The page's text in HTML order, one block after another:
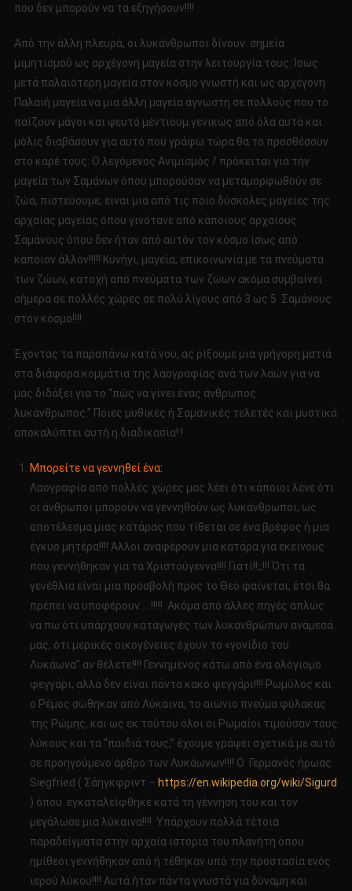
που δεν μπορούν να τα εξηγήσουν!!!! .
Από την άλλη πλευρά, οι λυκάνθρωποι δίνουν σημεία
μιμητισμού ως αρχέγονη μαγεία στην λειτουργία τους: Ίσως
μετά παλαιότερη μαγεία στον κόσμο γνωστή και ως αρχέγονη
Παλαιή μαγεία να μια άλλη μαγεία άγνωστη σε πολλούς που το
παίζουν μάγοι και ψευτό μέντιουμ γενικώς από όλα αυτά και
μόλις διαβάσουν για αυτό που γράφω τώρα θα το προσθέσουν
στο καρέ τους: Ο λεγόμενος Ανιμισμός / πρόκειται για την
μαγεία των Σαμάνων όπου μπορούσαν να μεταμορφωθούν σε
ζώα, πιστεύουμε, είναι μια από τις ποιο δύσκολες μαγείες της
αρχαίας μαγείας όπου γινότανε από κάποιους αρχαίους
Σαμάνους όπου δεν ήταν από αυτόν τον κόσμο ίσως από
κάποιον άλλον!!!!! Κυνήγι, μαγεία, επικοινωνία με τα πνεύματα
των ζώων, κατοχή από πνεύματα των ζώων ακόμα συμβαίνει
σήμερα σε πολλές χώρες σε πολύ λίγους από 3 ως 5 Σαμάνους
στον κόσμο!!!!
Έχοντας τα παραπάνω κατά νου, ας ρίξουμε μια γρήγορη ματιά
στα διάφορα κομμάτια της λαογραφίας ανά των λαών για να
μας διδάξει για το “πώς να γίνει ένας άνθρωπος
λυκάνθρωπος.” Ποιες μυθικές ή Σαμανικές τελετές και μυστικά
αποκαλύπτει αυτή η διαδικασία!:!
Μπορείτε να γεννηθεί ένα:
Λαογραφία από πολλές χώρες μας λέει ότι κάποιοι λένε ότι
οι άνθρωποι μπορούν να γεννηθούν ως λυκάνθρωποι, ως
αποτέλεσμα μιας κατάρας που τίθεται σε ένα βρέφος ή μια
έγκυο μητέρα!!!! Άλλοι αναφέρουν μια κατάρα για εκείνους
που γεννήθηκαν για τα Χριστούγεννα!!!! Γιατί!!;;!!! Ότι τα
γενέθλια είναι μια προσβολή προς το Θεό φαίνεται, έτσι θα
πρέπει να υποφέρουν…..!!!!! Ακόμα από άλλες πηγές απλώς
να πω ότι υπάρχουν καταγωγές των λυκανθρώπων ανάμεσά
μας, ότι μερικές οικογένειες έχουν το «γονίδιο του
Λυκάωνα” αν θέλετε!!!! Γεννημένος κάτω από ένα ολόγιομο
φεγγάρι, αλλά δεν είναι πάντα κακό φεγγάρι!!!! Ρωμύλος και
ο Ρέμος σώθηκαν από Λύκαινα, το αιώνιο πνεύμα φύλακας
της Ρώμης, και ως εκ τούτου όλοι οι Ρωμαίοι τιμούσαν τους
λύκους και τα “παιδιά τους,” έχουμε γράψει σχετικά με αυτό
σε προηγούμενο άρθρο των Λυκάωνων!!!! Ο Γερμανός ήρωας
Siegfried ( Σάηγκφριντ – https://en.wikipedia.org/wiki/Sigurd
) όπου εγκαταλείφθηκε κατά τη γέννηση του και τον
μεγάλωσε μια λύκαινα!!!! Υπάρχουν πολλά τέτοια
παραδείγματα στην αρχαία ιστορία του πλανήτη όπου
ημίθεοι γεννήθηκαν από ή τέθηκαν υπό την προστασία ενός
ιερού λύκου!!!! Αυτά ήταν πάντα γνωστά για δύναμη και